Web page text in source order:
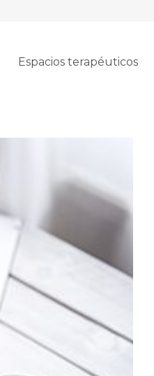
Espacios terapéuticos